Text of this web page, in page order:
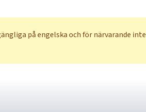
på engelska och för närvarande inte